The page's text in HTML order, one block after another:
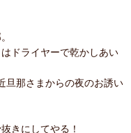
ドライヤーで乾かしあい
旦那さまからの夜のお誘い
きにしてやる！